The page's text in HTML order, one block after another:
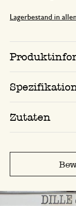
Lagerbestand in
Zutaten